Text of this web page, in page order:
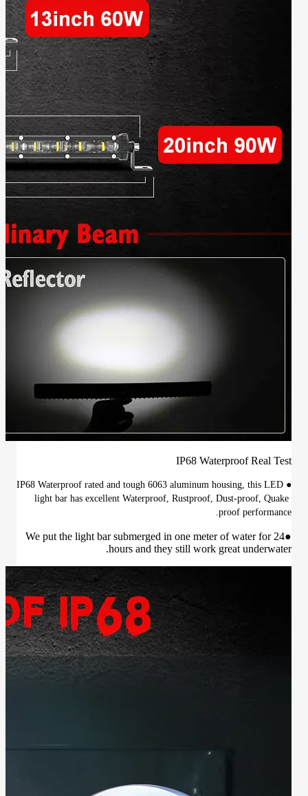
IP68 Waterproof Real Test
●IP68 Waterproof rated and tough 6063 aluminum housing, this LED
light bar has excellent Waterproof, Rustproof, Dust-proof, Quake
proof performance.
●We put the light bar submerged in one meter of water for 24
hours and they still work great underwater.